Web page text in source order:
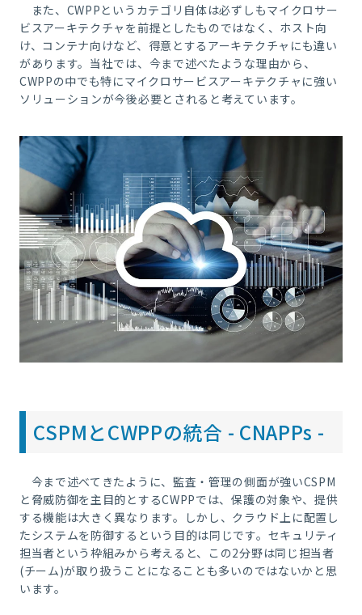
また、CWPPというカテゴリ自体は必ずしもマイクロサー
ビスアーキテクチャを前提としたものではなく、ホスト向
け、コンテナ向けなど、得意とするアーキテクチャにも違い
があります。当社では、今まで述べたような理由から、
CWPPの中でも特にマイクロサービスアーキテクチャに強い
ソリューションが今後必要とされると考えています。
CSPMとCWPPの統合 - CNAPPs -
今まで述べてきたように、監査・管理の側面が強いCSPM
と脅威防御を主目的とするCWPPでは、保護の対象や、提供
する機能は大きく異なります。しかし、クラウド上に配置し
たシステムを防御するという目的は同じです。セキュリティ
担当者という枠組みから考えると、この2分野は同じ担当者
(チーム)が取り扱うことになることも多いのではないかと思
います。